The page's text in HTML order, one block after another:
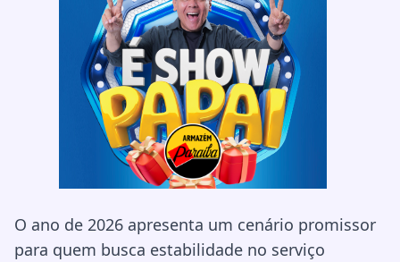
O ano de 2026 apresenta um cenário promissor
para quem busca estabilidade no serviço